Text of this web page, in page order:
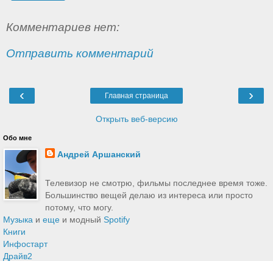
Комментариев нет:
Отправить комментарий
‹ ›
Главная страница
Открыть веб-версию
Обо мне
Андрей Аршанский
Телевизор не смотрю, фильмы последнее время тоже.
Большинство вещей делаю из интереса или просто
потому, что могу.
Музыка и еще и модный Spotify
Книги
Инфостарт
Драйв2